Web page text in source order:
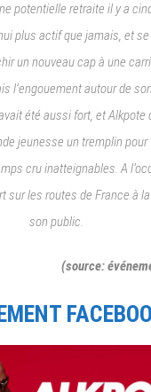
potentielle retraite il y a
plus actif que jamais, et
un nouveau cap à une
l’engouement autour de
été aussi fort, et Alkpote
jeunesse un tremplin pour
cru inatteignables. A
sur les routes de France à
son public.
(source: